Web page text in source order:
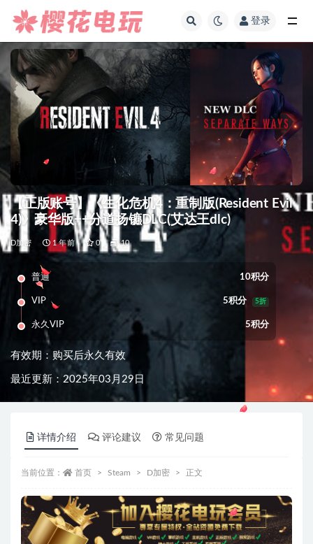
登录
【正版账号】《生化危机4：重制版(Resident Evil
4)》豪华版++分道扬镳DLC(艾达王dlc)
D加密 1 年前 0 10
普通 10积分
VIP 5积分 5折
永久VIP 5积分
有效期：购买后永久有效
最近更新：2025年03月29日
详情介绍 评论建议 常见问题
当前位置： 首页 Steam D加密 正文